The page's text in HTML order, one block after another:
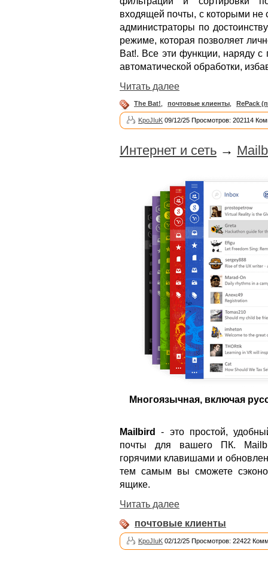
входящей почты, с которыми
администраторы по
режиме, которая позволяет
Bat!. Все эти функции, наряду
автоматической обработки,
Читать далее
The Bat! почтовые клиенты RePack
KpoJIuK 09/12/25 Просмотров: 202114
Интернет и сеть →
Многоязычная, включая
Mailbird
- это простой,
почты для вашего ПК.
горячими клавишами и
тем самым вы сможете
ящике.
Читать далее
почтовые клиенты
KpoJIuK 02/12/25 Просмотров: 22422